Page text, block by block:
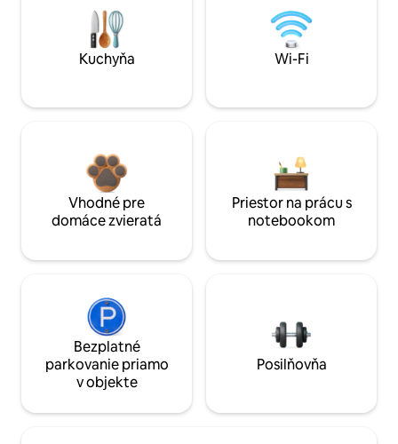
Kuchyňa Wi-Fi
Vhodné pre
domáce zvieratá
Priestor na prácu s
notebookom
Bezplatné
parkovanie priamo
v objekte
Posilňovňa